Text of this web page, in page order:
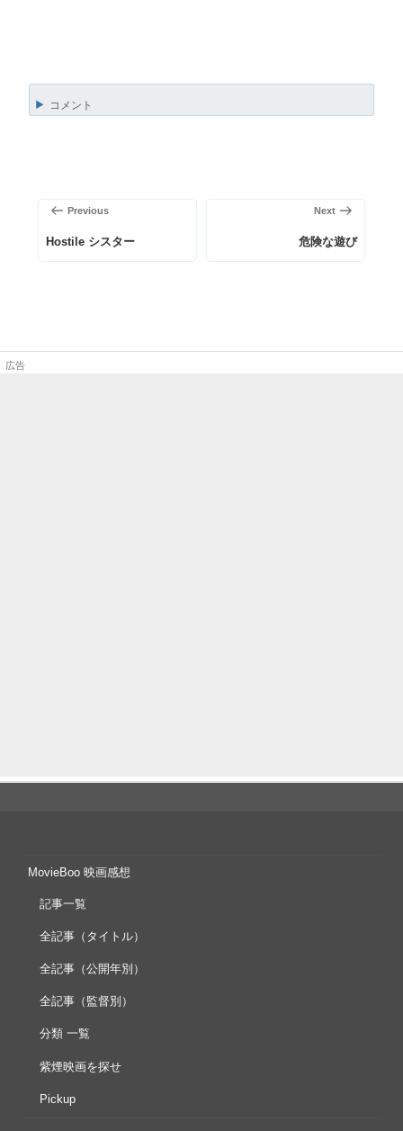
コメント
ビ
前
の
Previous
Hostile シスター
の
Next
危険な遊び
MovieBoo 映画感想
記事一覧
全記事（タイトル）
全記事（公開年別）
全記事（監督別）
分類 一覧
紫煙映画を探せ
Pickup